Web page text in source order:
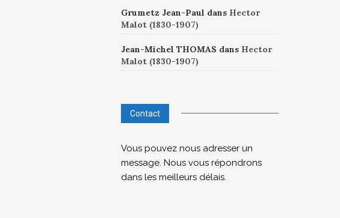
Grumetz Jean-Paul dans Hector
Malot (1830-1907)
Jean-Michel THOMAS dans Hector
Malot (1830-1907)
Contact
Vous pouvez nous adresser un
message. Nous vous répondrons
dans les meilleurs délais.